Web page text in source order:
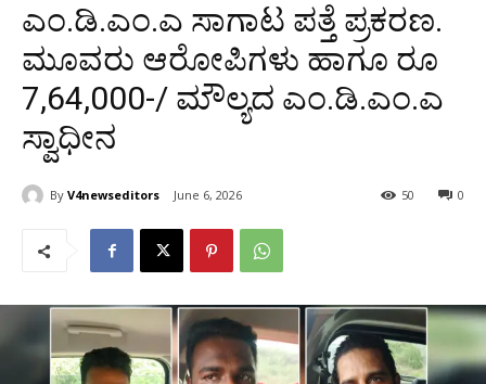
ಎಂ.ಡಿ.ಎಂ.ಎ ಸಾಗಾಟ ಪತ್ತೆ ಪ್ರಕರಣ.
ಮೂವರು ಆರೋಪಿಗಳು ಹಾಗೂ ರೂ
7,64,000-/ ಮೌಲ್ಯದ ಎಂ.ಡಿ.ಎಂ.ಎ
ಸ್ವಾಧೀನ
By V4newseditors June 6, 2026 0
50